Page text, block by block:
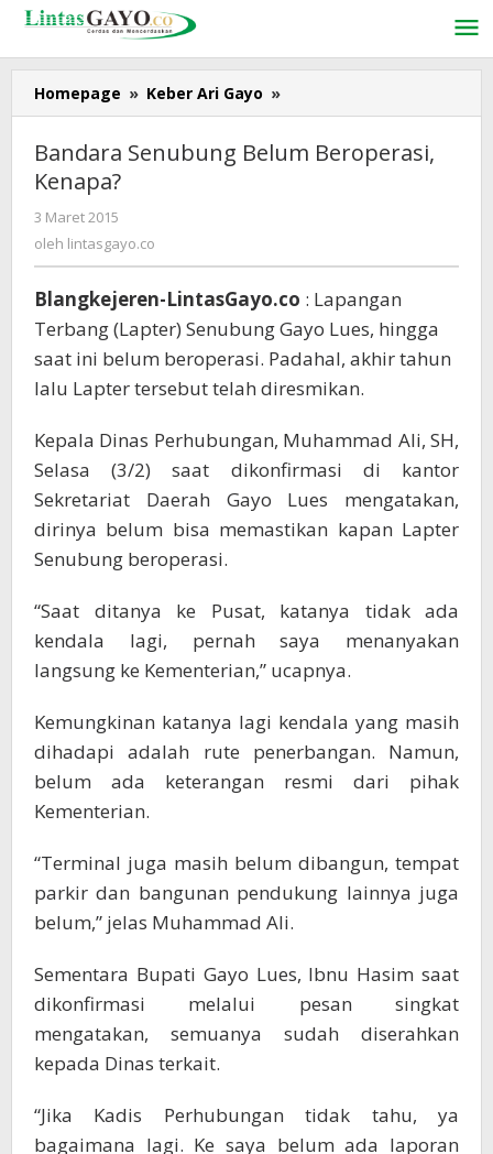
Lewati
konten
Homepage » Keber Ari Gayo »
Senubung
Beroperasi,
Bandara Senubung Belum Beroperasi,
Kenapa?
3 Maret 2015
lintasgayo.co
oleh lintasgayo.co
Blangkejeren-LintasGayo.co : Lapangan
Terbang (Lapter) Senubung Gayo Lues, hingga
saat ini belum beroperasi. Padahal, akhir tahun
lalu Lapter tersebut telah diresmikan.
Kepala Dinas Perhubungan, Muhammad Ali, SH,
Selasa (3/2) saat dikonfirmasi di kantor
Sekretariat Daerah Gayo Lues mengatakan,
dirinya belum bisa memastikan kapan Lapter
Senubung beroperasi.
“Saat ditanya ke Pusat, katanya tidak ada
kendala lagi, pernah saya menanyakan
langsung ke Kementerian,” ucapnya.
Kemungkinan katanya lagi kendala yang masih
dihadapi adalah rute penerbangan. Namun,
belum ada keterangan resmi dari pihak
Kementerian.
“Terminal juga masih belum dibangun, tempat
parkir dan bangunan pendukung lainnya juga
belum,” jelas Muhammad Ali.
Sementara Bupati Gayo Lues, Ibnu Hasim saat
dikonfirmasi melalui pesan singkat
mengatakan, semuanya sudah diserahkan
kepada Dinas terkait.
“Jika Kadis Perhubungan tidak tahu, ya
bagaimana lagi. Ke saya belum ada laporan